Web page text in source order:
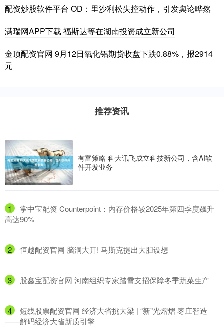
配资炒股软件平台 OD：里沙利松失控动作，引发舆论哗然
满瑞网APP下载 福斯达等在湖南投资成立新公司
金顶配资官网 9月12日氧化铝期货收盘下跌0.88%，报2914
元
推荐资讯
有富策略 科大讯飞成立科技新公司，含AI软
件开发业务
1
​掌中宝配资 Counterpoint：内存价格较2025年第四季度飙升
高达90%
2 ​恒越配资官网 脑洞大开! 马斯克提出大胆设想
3 ​股鑫宝配资官网 河南组织专家踏雪支招保障冬季蔬菜生产
4
​短线股票配资官网 经济大省挑大梁 | “新”光熠熠 枣庄智造
——解码经济大省新质引擎